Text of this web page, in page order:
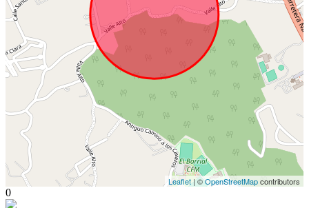
Leaflet| ©OpenStreetMapcontributors
0